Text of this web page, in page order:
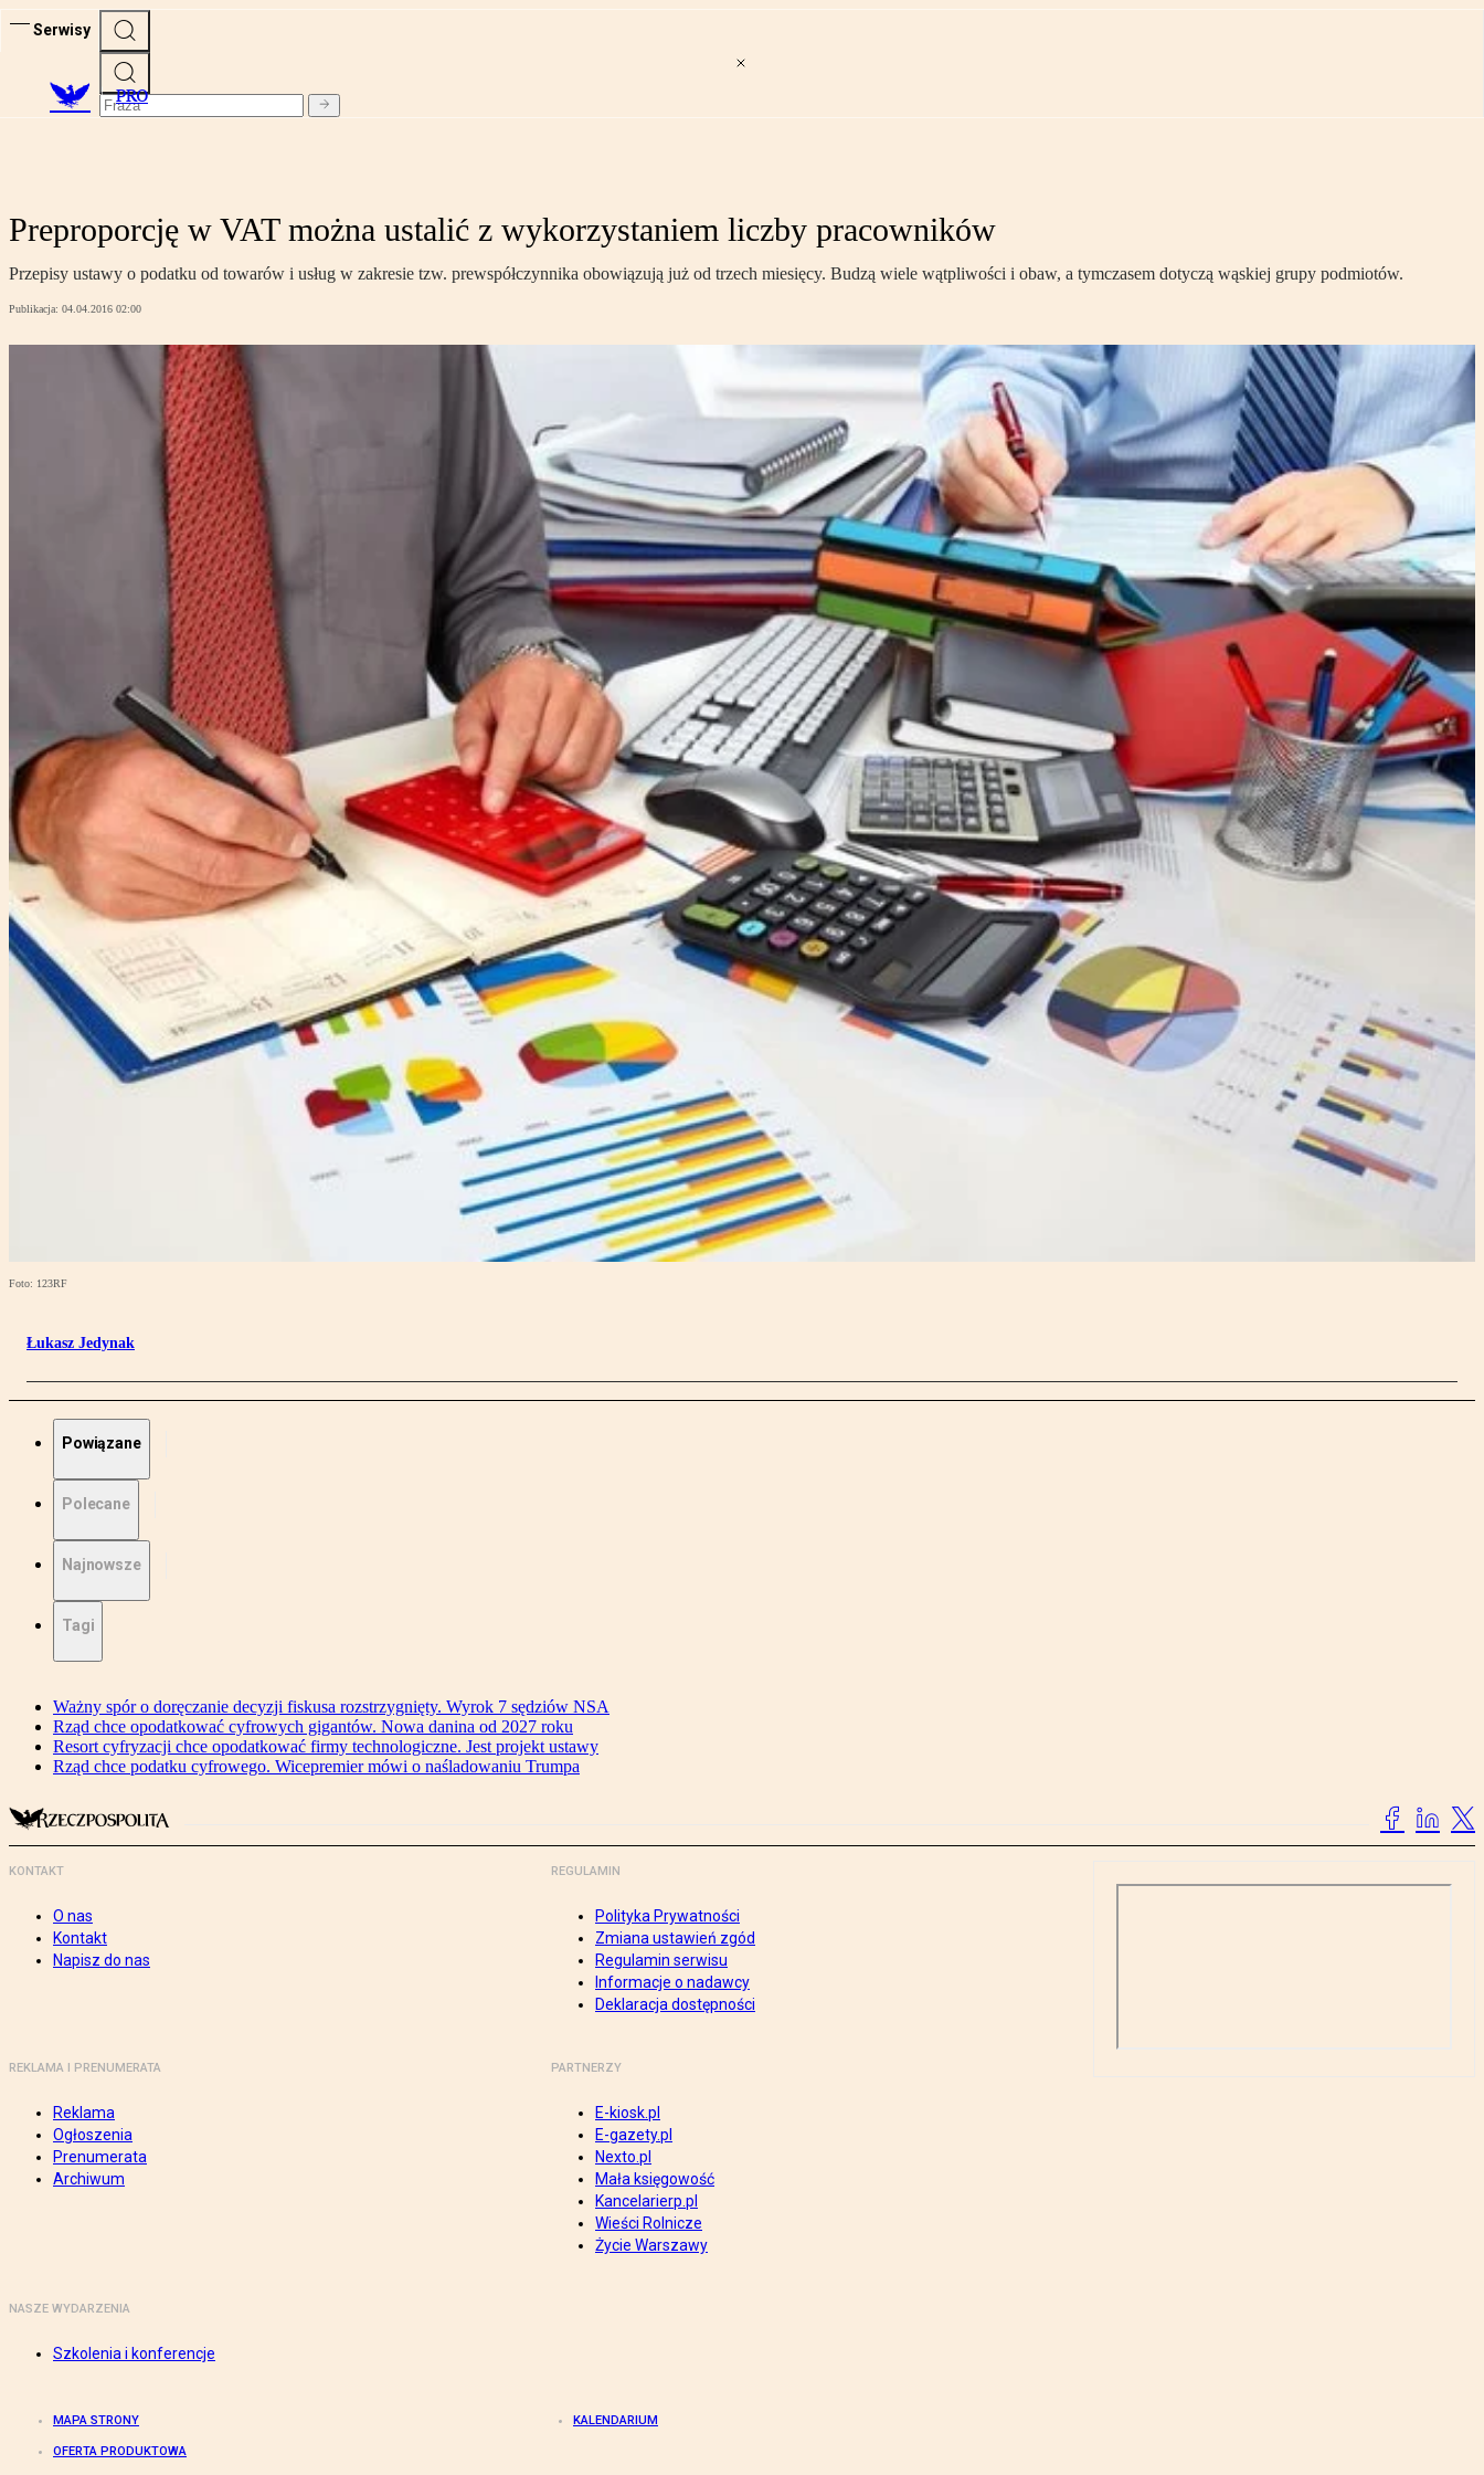
Serwisy
PRO
Preproporcję w VAT można ustalić z wykorzystaniem liczby pracowników
Przepisy ustawy o podatku od towarów i usług w zakresie tzw. prewspółczynnika obowiązują już od trzech miesięcy. Budzą wiele wątpliwości i obaw, a tymczasem dotyczą wąskiej grupy podmiotów.
Publikacja: 04.04.2016 02:00
Foto: 123RF
Łukasz Jedynak
Powiązane
Polecane
Najnowsze
Tagi
Ważny spór o doręczanie decyzji fiskusa rozstrzygnięty. Wyrok 7 sędziów NSA
Rząd chce opodatkować cyfrowych gigantów. Nowa danina od 2027 roku
Resort cyfryzacji chce opodatkować firmy technologiczne. Jest projekt ustawy
Rząd chce podatku cyfrowego. Wicepremier mówi o naśladowaniu Trumpa
KONTAKT
O nas
Kontakt
Napisz do nas
REGULAMIN
Polityka Prywatności
Zmiana ustawień zgód
Regulamin serwisu
Informacje o nadawcy
Deklaracja dostępności
REKLAMA I PRENUMERATA
Reklama
Ogłoszenia
Prenumerata
Archiwum
PARTNERZY
E-kiosk.pl
E-gazety.pl
Nexto.pl
Mała księgowość
Kancelarierp.pl
Wieści Rolnicze
Życie Warszawy
NASZE WYDARZENIA
Szkolenia i konferencje
MAPA STRONY KALENDARIUM
OFERTA PRODUKTOWA